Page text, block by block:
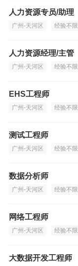
人力资源专员/助理
广州-天河区 经验不限
人力资源经理/主管
广州-天河区 经验不限
EHS工程师
广州-天河区 经验不限
测试工程师
广州-天河区 经验不限
数据分析师
广州-天河区 经验不限
网络工程师
广州-天河区 经验不限
大数据开发工程师